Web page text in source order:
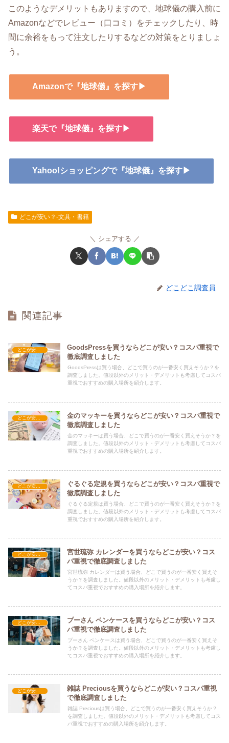
このようなデメリットもありますので、地球儀の購入前に
Amazonなどでレビュー（口コミ）をチェックしたり、時
間に余裕をもって注文したりするなどの対策をとりましょ
う。
Amazonで『地球儀』を探す▶
楽天で『地球儀』を探す▶
Yahoo!ショッピングで『地球儀』を探す▶
どこが安い？-文具・書籍
シェアする
どこどこ調査員
関連記事
どこが安い？-文具・書籍
GoodsPressを買うならどこが安い？コスパ重視で
徹底調査しました
GoodsPressは買う場合、どこで買うのが一番安く買えそうか？を
調査しました。値段以外のメリット・デメリットも考慮してコスパ
重視でおすすめの購入場所を紹介します。
どこが安い？-文具・書籍
金のマッキーを買うならどこが安い？コスパ重視で
徹底調査しました
金のマッキーは買う場合、どこで買うのが一番安く買えそうか？を
調査しました。値段以外のメリット・デメリットも考慮してコスパ
重視でおすすめの購入場所を紹介します。
どこが安い？-文具・書籍
ぐるぐる定規を買うならどこが安い？コスパ重視で
徹底調査しました
ぐるぐる定規は買う場合、どこで買うのが一番安く買えそうか？を
調査しました。値段以外のメリット・デメリットも考慮してコスパ
重視でおすすめの購入場所を紹介します。
どこが安い？-文具・書籍
宮世琉弥 カレンダーを買うならどこが安い？コス
パ重視で徹底調査しました
宮世琉弥 カレンダーは買う場合、どこで買うのが一番安く買えそ
うか？を調査しました。値段以外のメリット・デメリットも考慮し
てコスパ重視でおすすめの購入場所を紹介します。
どこが安い？-文具・書籍
プーさん ペンケースを買うならどこが安い？コス
パ重視で徹底調査しました
プーさん ペンケースは買う場合、どこで買うのが一番安く買えそ
うか？を調査しました。値段以外のメリット・デメリットも考慮し
てコスパ重視でおすすめの購入場所を紹介します。
どこが安い？-文具・書籍
雑誌 Preciousを買うならどこが安い？コスパ重視
で徹底調査しました
雑誌 Preciousは買う場合、どこで買うのが一番安く買えそうか？
を調査しました。値段以外のメリット・デメリットも考慮してコス
パ重視でおすすめの購入場所を紹介します。